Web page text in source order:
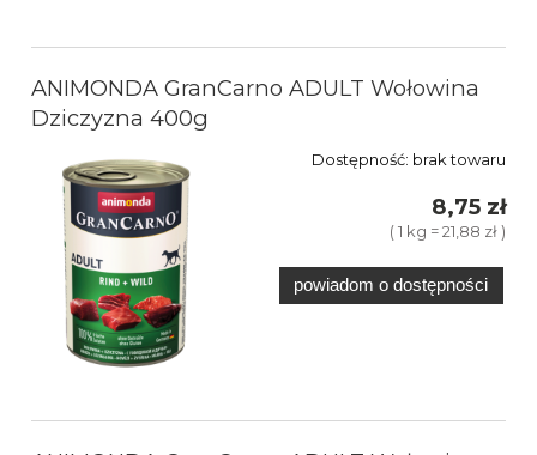
ANIMONDA GranCarno ADULT Wołowina
Dziczyzna 400g
Dostępność: brak towaru
8,75 zł
( 1 kg = 21,88 zł )
powiadom o dostępności